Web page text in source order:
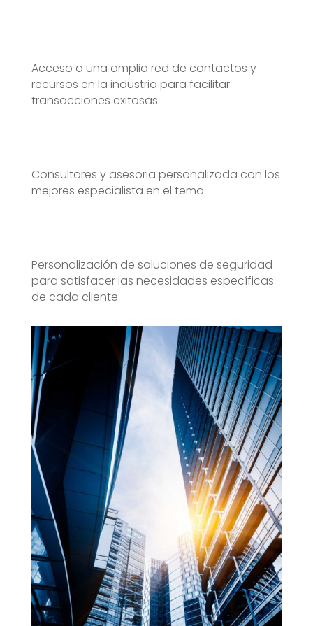
Acceso a una amplia red de contactos y
recursos en la industria para facilitar
transacciones exitosas.
Consultores y asesoria personalizada con los
mejores especialista en el tema.
Personalización de soluciones de seguridad
para satisfacer las necesidades específicas
de cada cliente.